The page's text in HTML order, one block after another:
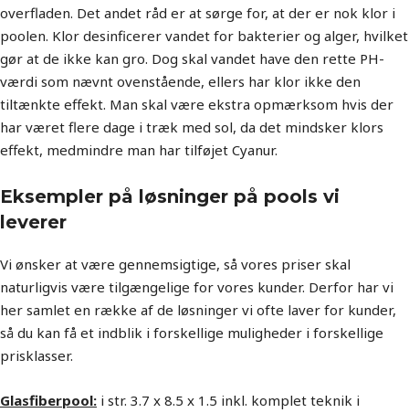
overfladen. Det andet råd er at sørge for, at der er nok klor i
poolen. Klor desinficerer vandet for bakterier og alger, hvilket
gør at de ikke kan gro. Dog skal vandet have den rette PH-
værdi som nævnt ovenstående, ellers har klor ikke den
tiltænkte effekt. Man skal være ekstra opmærksom hvis der
har været flere dage i træk med sol, da det mindsker klors
effekt, medmindre man har tilføjet Cyanur.
Eksempler på løsninger på pools vi
leverer
Vi ønsker at være gennemsigtige, så vores priser skal
naturligvis være tilgængelige for vores kunder. Derfor har vi
her samlet en række af de løsninger vi ofte laver for kunder,
så du kan få et indblik i forskellige muligheder i forskellige
prisklasser.
Glasfiberpool: i str. 3.7 x 8.5 x 1.5 inkl. komplet teknik i